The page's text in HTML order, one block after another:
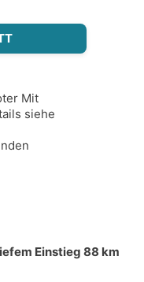
Mit
siehe
Einstieg 88 km